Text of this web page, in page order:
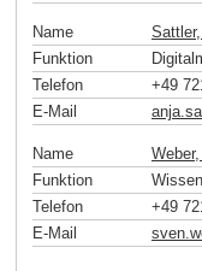
Name
Funktion
Telefon
+49
E-Mail
Name
Funktion
Telefon
+49
E-Mail